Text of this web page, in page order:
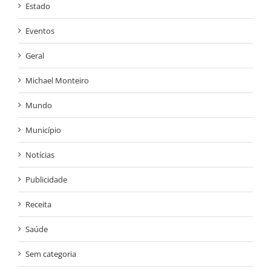
Estado
Eventos
Geral
Michael Monteiro
Mundo
Município
Notícias
Publicidade
Receita
Saúde
Sem categoria